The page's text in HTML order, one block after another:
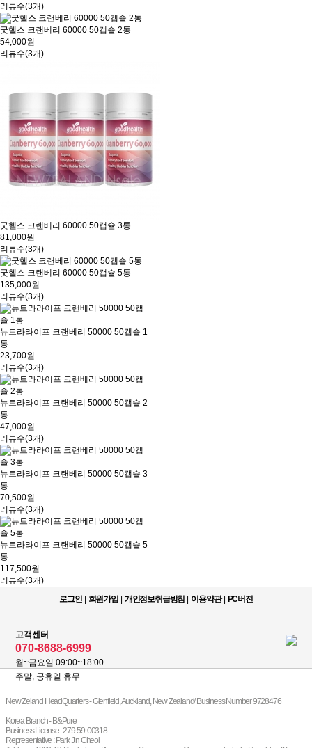
리뷰수(3개)
굿헬스 크랜베리 60000 50캡슐 2통
54,000원
리뷰수(3개)
굿헬스 크랜베리 60000 50캡슐 3통
81,000원
리뷰수(3개)
굿헬스 크랜베리 60000 50캡슐 5통
135,000원
리뷰수(3개)
뉴트라라이프 크랜베리 50000 50캡슐 1
통
23,700원
리뷰수(3개)
뉴트라라이프 크랜베리 50000 50캡슐 2
통
47,000원
리뷰수(3개)
뉴트라라이프 크랜베리 50000 50캡슐 3
통
70,500원
리뷰수(3개)
뉴트라라이프 크랜베리 50000 50캡슐 5
통
117,500원
리뷰수(3개)
로그인| 회원가입 개인정보취급방침 이용약관| PC버전
고객센터
070-8688-6999
월~금요일 09:00~18:00
주말, 공휴일 휴무
New Zeland HeadQuarters - Glenfield, Auckland, New Zealand/ Business Number 9728476
Korea Branch - B&Pure
Business License : 279-59-00318
Representative : Park Jin Cheol